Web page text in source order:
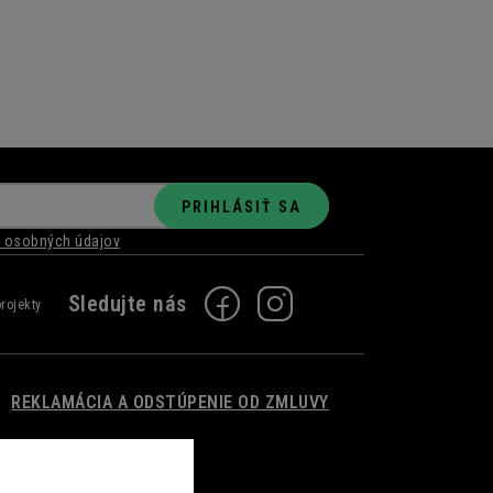
údajov
PRIHLÁSIŤ SA
REKLAMÁCIA A ODSTÚPENIE OD ZMLUVY